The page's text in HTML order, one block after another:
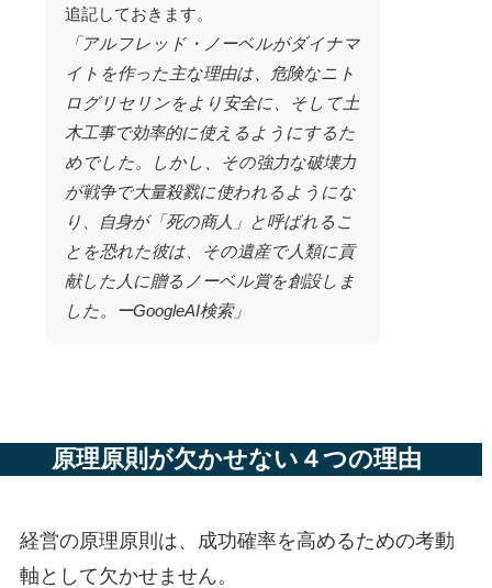
追記しておきます。
「アルフレッド・ノーベルがダイナマ
イトを作った主な理由は、危険なニト
ログリセリンをより安全に、そして土
木工事で効率的に使えるようにするた
めでした。しかし、その強力な破壊力
が戦争で大量殺戮に使われるようにな
り、自身が「死の商人」と呼ばれるこ
とを恐れた彼は、その遺産で人類に貢
献した人に贈るノーベル賞を創設しま
した。ーGoogleAI検索」
原理原則が欠かせない４つの理由
経営の原理原則は、成功確率を高めるための考動
軸として欠かせません。